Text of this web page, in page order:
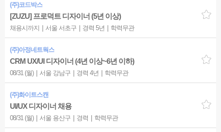
(주)코드박스
[ZUZU] 프로덕트 디자이너 (5년 이상)
채용시까지 서울 서초구 경력 5년 학력무관
(주)아정네트웍스
CRM UX/UI 디자이너 (4년 이상~6년 이하)
08/31 (월) 서울 강남구 경력 4년 학력무관
(주)화이트스캔
UI/UX 디자이너 채용
08/31 (월) 서울 용산구 경력 학력무관